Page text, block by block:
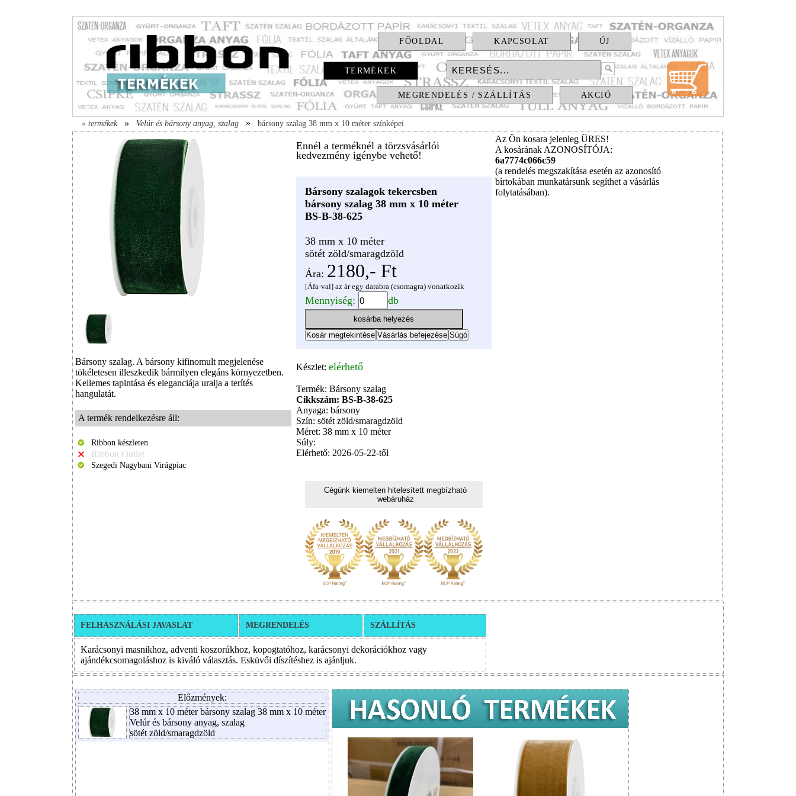
FŐOLDAL KAPCSOLAT ÚJ
TERMÉKEK
MEGRENDELÉS / SZÁLLÍTÁS AKCIÓ
» termékek» Velúr és bársony anyag, szalag » bársony szalag 38 mm x 10 méter színképei
Bársony szalag. A bársony kifinomult megjelenése
tökéletesen illeszkedik bármilyen elegáns környezetben.
Kellemes tapintása és eleganciája uralja a terítés
hangulatát.
A termék rendelkezésre áll:
Ribbon készleten
Ribbon Outlet
Szegedi Nagybani Virágpiac
Ennél a terméknél a törzsvásárlói
kedvezmény igénybe vehető!
Bársony szalagok tekercsben
bársony szalag 38 mm x 10 méter
BS-B-38-625
38 mm x 10 méter
sötét zöld/smaragdzöld
Ára: 2180,- Ft
[Áfa-val] az ár egy darabra (csomagra) vonatkozik
Mennyiség: db
Készlet: elérhető
Termék: Bársony szalag
Cikkszám: BS-B-38-625
Anyaga: bársony
Szín: sötét zöld/smaragdzöld
Méret: 38 mm x 10 méter
Súly:
Elérhető: 2026-05-22-től
Cégünk kiemelten hitelesített megbízható
webáruház
Az Ön kosara jelenleg ÜRES!
A kosárának AZONOSÍTÓJA:
6a7774c066c59
(a rendelés megszakítása esetén az azonosító
bírtokában munkatársunk segíthet a vásárlás
folytatásában).
FELHASZNÁLÁSI JAVASLAT MEGRENDELÉS SZÁLLÍTÁS
Karácsonyi masnikhoz, adventi koszorúkhoz, kopogtatóhoz, karácsonyi dekorációkhoz vagy
ajándékcsomagoláshoz is kiváló választás. Esküvői díszítéshez is ajánljuk.
Előzmények:
38 mm x 10 méter bársony szalag 38 mm x 10 méter
Velúr és bársony anyag, szalag
sötét zöld/smaragdzöld